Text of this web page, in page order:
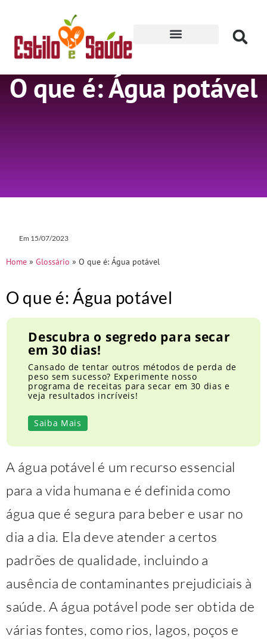
O que é: Água potável
Em 15/07/2023
Home » Glossário » O que é: Água potável
O que é: Água potável
Descubra o segredo para secar
em 30 dias!
Cansado de tentar outros métodos de perda de
peso sem sucesso? Experimente nosso
programa de receitas para secar em 30 dias e
veja resultados incríveis!
Saiba Mais
A água potável é um recurso essencial
para a vida humana e é definida como
água que é segura para beber e usar no
dia a dia. Ela deve atender a certos
padrões de qualidade, incluindo a
ausência de contaminantes prejudiciais à
saúde. A água potável pode ser obtida de
várias fontes, como rios, lagos, poços e